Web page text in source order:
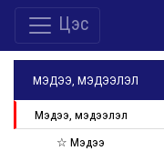
Цэс
МЭДЭЭ, МЭДЭЭЛЭЛ
Мэдээ, мэдээлэл
☆ Мэдээ